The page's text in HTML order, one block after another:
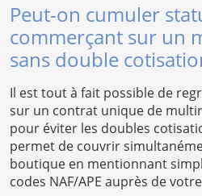
Peut-on cumuler
commerçant sur un
sans double
Il est tout à fait possible de
sur un contrat unique de
pour éviter les doubles
permet de couvrir
boutique en mentionnant
codes NAF/APE auprès de